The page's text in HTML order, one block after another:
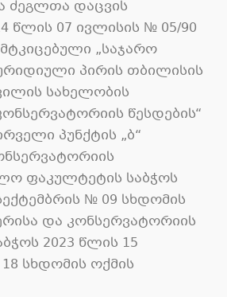
ძეგლთა დაცვის
წლის 07 ივლისის № 05/90
„საჯარო
პირის თბილისის
სახელობის
წესდების“
პუნქტის „ბ“
ფაკულტეტის საბჭოს
№ 09 სხდომის
და კონსერვატორიის
2023 წლის 15
სხდომის ოქმის